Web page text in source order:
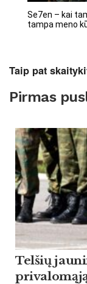
Se7en – kai
tampa meno
Taip pat
Pirmas
Tel­šių